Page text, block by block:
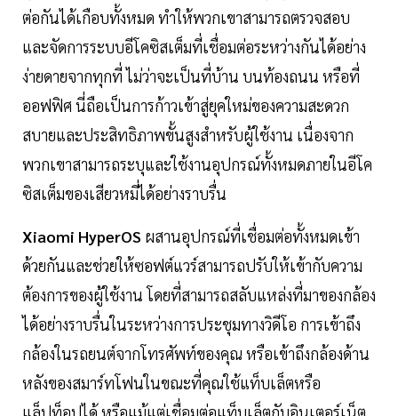
ต่อกันได้เกือบทั้งหมด ทำให้พวกเขาสามารถตรวจสอบ
และจัดการระบบอีโคซิสเต็มที่เชื่อมต่อระหว่างกันได้อย่าง
ง่ายดายจากทุกที่ ไม่ว่าจะเป็นที่บ้าน บนท้องถนน หรือที่
ออฟฟิศ นี่ถือเป็นการก้าวเข้าสู่ยุคใหม่ของความสะดวก
สบายและประสิทธิภาพขั้นสูงสำหรับผู้ใช้งาน เนื่องจาก
พวกเขาสามารถระบุและใช้งานอุปกรณ์ทั้งหมดภายในอีโค
ซิสเต็มของเสียวหมี่ได้อย่างราบรื่น
Xiaomi HyperOS ผสานอุปกรณ์ที่เชื่อมต่อทั้งหมดเข้า
ด้วยกันและช่วยให้ซอฟต์แวร์สามารถปรับให้เข้ากับความ
ต้องการของผู้ใช้งาน โดยที่สามารถสลับแหล่งที่มาของกล้อง
ได้อย่างราบรื่นในระหว่างการประชุมทางวิดีโอ การเข้าถึง
กล้องในรถยนต์จากโทรศัพท์ของคุณ หรือเข้าถึงกล้องด้าน
หลังของสมาร์ทโฟนในขณะที่คุณใช้แท็บเล็ตหรือ